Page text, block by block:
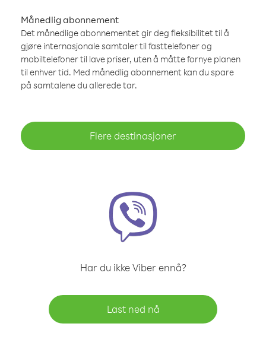
Månedlig abonnement
Det månedlige abonnementet gir deg fleksibilitet til å
gjøre internasjonale samtaler til fasttelefoner og
mobiltelefoner til lave priser, uten å måtte fornye planen
til enhver tid. Med månedlig abonnement kan du spare
på samtalene du allerede tar.
Flere destinasjoner
Har du ikke Viber ennå?
Last ned nå